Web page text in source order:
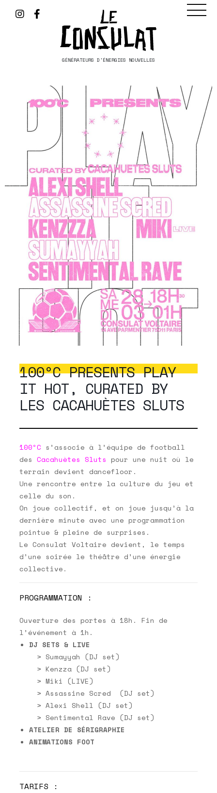
GÉNÉRATEURS D'ÉNERGIES NOUVELLES
100ºC PRESENTS PLAY
IT HOT, CURATED BY
LES CACAHUÈTES SLUTS
100ºC s’associe à l’équipe de football
des Cacahuètes Sluts pour une nuit où le
terrain devient dancefloor.
Une rencontre entre la culture du jeu et
celle du son.
On joue collectif, et on joue jusqu’à la
dernière minute avec une programmation
pointue & pleine de surprises.
Le Consulat Voltaire devient, le temps
d’une soirée le théâtre d’une énergie
collective.
PROGRAMMATION :
Ouverture des portes à 18h. Fin de
l’événement à 1h.
DJ SETS & LIVE
> Sumayyah (DJ set)
> Kenzza (DJ set)
> Miki (LIVE)
> Assassine Scred (DJ set)
> Alexi Shell (DJ set)
> Sentimental Rave (DJ set)
ATELIER DE SÉRIGRAPHIE
ANIMATIONS FOOT
TARIFS :